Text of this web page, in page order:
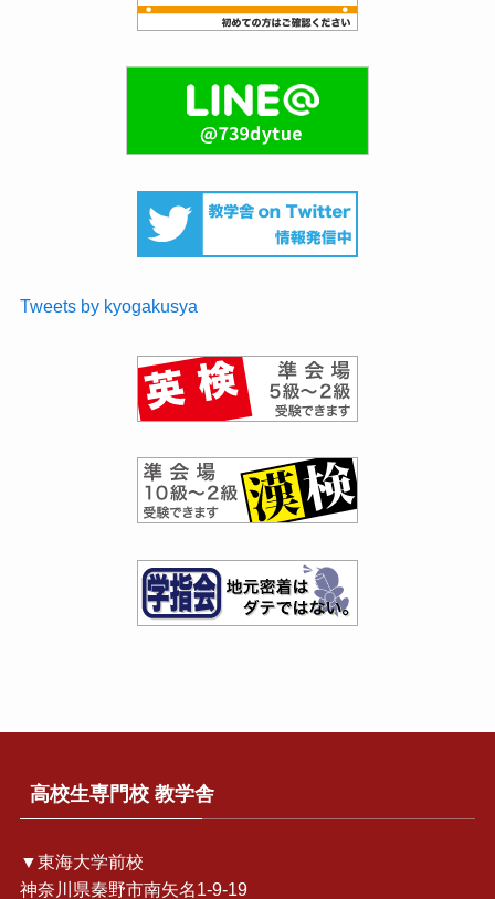
Tweets by kyogakusya
高校生専門校 教学舎
▼東海大学前校
神奈川県秦野市南矢名1-9-19